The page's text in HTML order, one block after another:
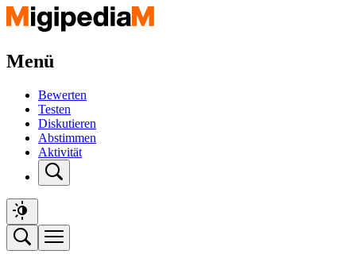
Menü
Bewerten
Testen
Diskutieren
Abstimmen
Aktivität